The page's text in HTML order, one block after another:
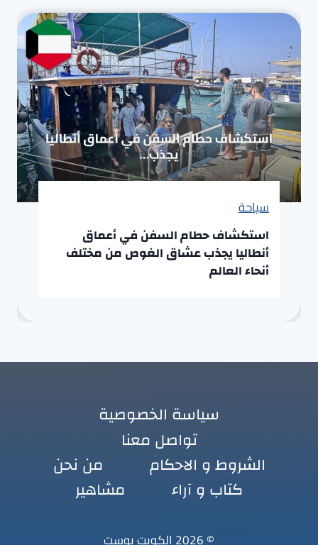
سياحة
استكشاف حطام السفن في أعماق
أنطاليا يجذب عشاق الغوص من مختلف
أنحاء العالم
سياسة الخصوصية
تواصل معنا
الشروط و الاحكام
من نحن
كتاب و آراء
مشاهير
© 2026 الكويت بوست